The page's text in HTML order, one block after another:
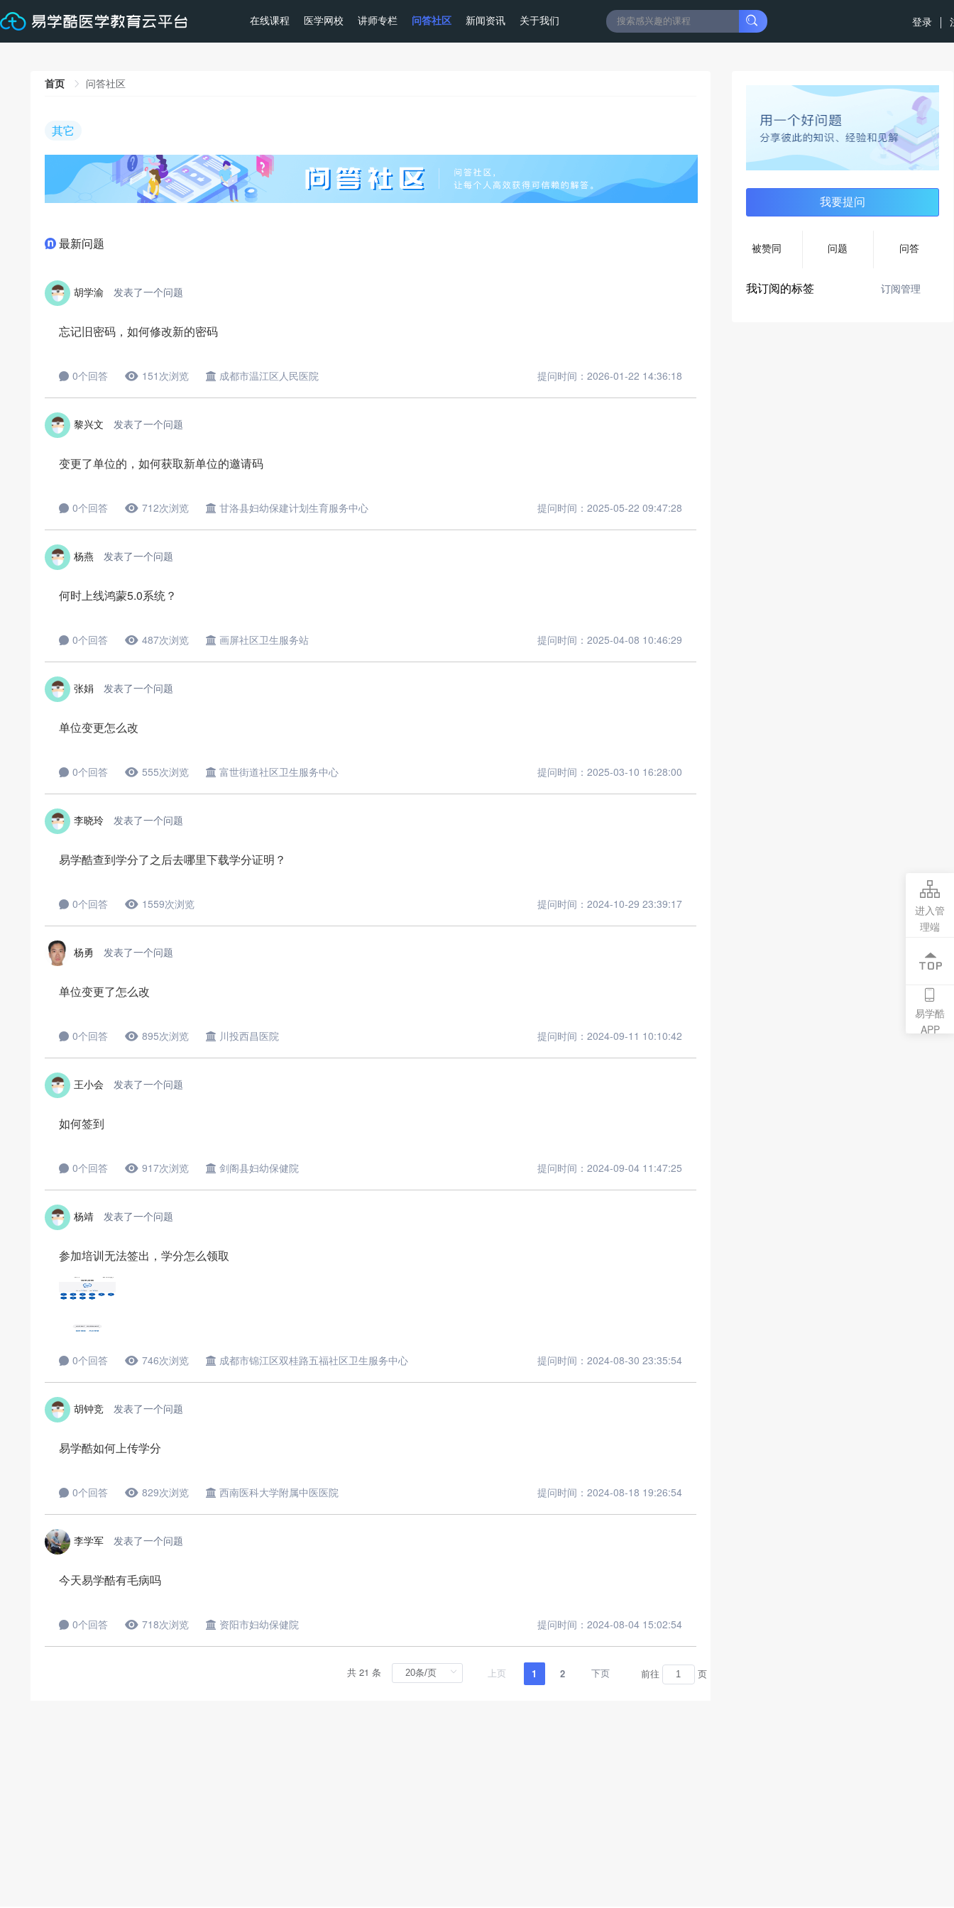
在线课程 医学网校 讲师专栏 问答社区 新闻资讯 关于我们 登录
首页 问答社区
其它
最新问题
胡学渝 发表了一个问题
忘记旧密码，如何修改新的密码
0个回答 151次浏览 成都市温江区人民医院 提问时间：2026-01-22 14:36:18
黎兴文 发表了一个问题
变更了单位的，如何获取新单位的邀请码
0个回答 712次浏览 甘洛县妇幼保建计划生育服务中心 提问时间：2025-05-22 09:47:28
杨燕 发表了一个问题
何时上线鸿蒙5.0系统？
0个回答 487次浏览 画屏社区卫生服务站 提问时间：2025-04-08 10:46:29
张娟 发表了一个问题
单位变更怎么改
0个回答 555次浏览 富世街道社区卫生服务中心 提问时间：2025-03-10 16:28:00
李晓玲 发表了一个问题
易学酷查到学分了之后去哪里下载学分证明？
0个回答 1559次浏览 提问时间：2024-10-29 23:39:17
杨勇 发表了一个问题
单位变更了怎么改
0个回答 895次浏览 川投西昌医院 提问时间：2024-09-11 10:10:42
王小会 发表了一个问题
如何签到
0个回答 917次浏览 剑阁县妇幼保健院 提问时间：2024-09-04 11:47:25
杨靖 发表了一个问题
参加培训无法签出，学分怎么领取
0个回答 746次浏览 成都市锦江区双桂路五福社区卫生服务中心 提问时间：2024-08-30 23:35:54
胡钟竞 发表了一个问题
易学酷如何上传学分
0个回答 829次浏览 西南医科大学附属中医医院 提问时间：2024-08-18 19:26:54
李学军 发表了一个问题
今天易学酷有毛病吗
0个回答 718次浏览 资阳市妇幼保健院 提问时间：2024-08-04 15:02:54
共 21 条 上页 1 2 下页 前往 页
我要提问
被赞同 问题 问答
我订阅的标签 订阅管理
进入管
理端
易学酷
APP